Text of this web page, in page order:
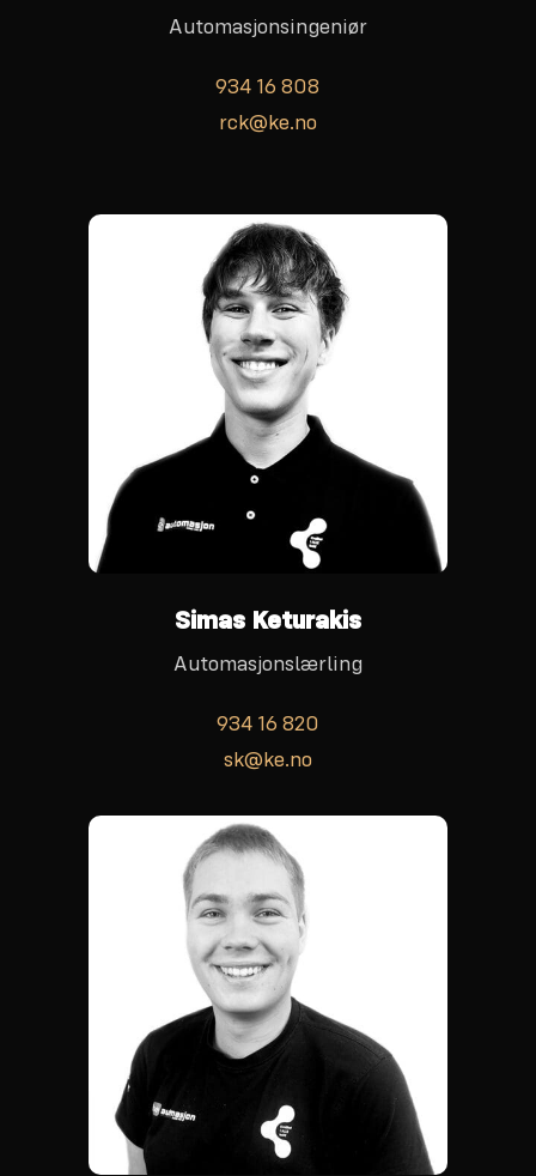
Automasjonsingeniør
934 16 808
rck@ke.no
Simas Keturakis
Automasjonslærling
934 16 820
sk@ke.no